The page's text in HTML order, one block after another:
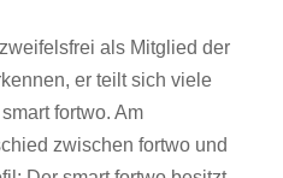
als Mitglied der
er teilt sich viele
fortwo. Am
zwischen fortwo und